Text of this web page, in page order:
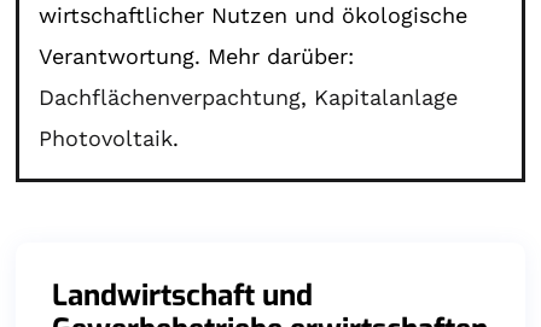
wirtschaftlicher Nutzen und ökologische
Verantwortung. Mehr darüber:
Dachflächenverpachtung, Kapitalanlage
Photovoltaik.
Landwirtschaft und